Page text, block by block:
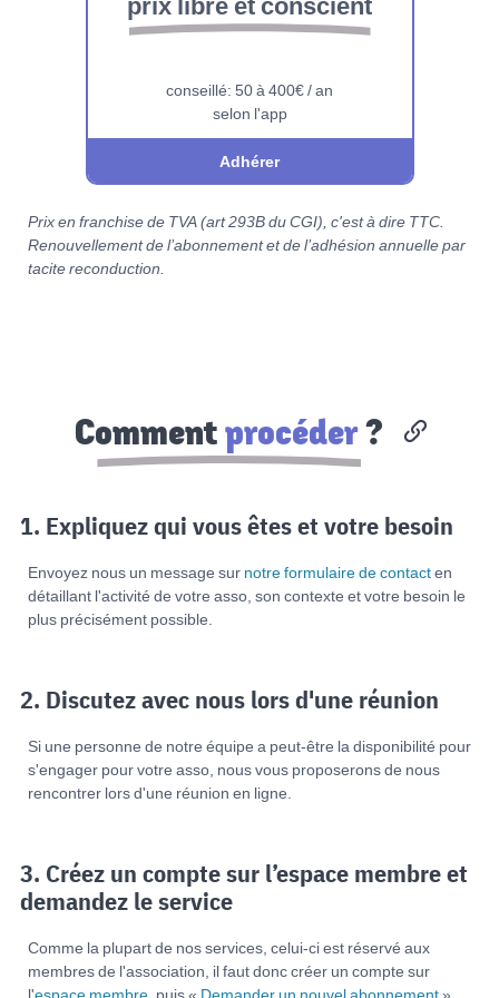
conseillé: 50 à 400€ / an
selon l'app
Adhérer
Prix en franchise de TVA (art 293B du CGI), c'est à dire TTC.
Renouvellement de l’abonnement et de l’adhésion annuelle par
tacite reconduction.
Commentprocéder?
1. Expliquez qui vous êtes et votre besoin
Envoyez nous un message sur notre formulaire de contacten
détaillant l'activité de votre asso, son contexte et votre besoin le
plus précisément possible.
2. Discutez avec nous lors d'une réunion
Si une personne de notre équipe a peut-être la disponibilité pour
s'engager pour votre asso, nous vous proposerons de nous
rencontrer lors d'une réunion en ligne.
3. Créez un compte sur l’espace membre et
demandez le service
Comme la plupart de nos services, celui-ci est réservé aux
membres de l'association, il faut donc créer un compte sur